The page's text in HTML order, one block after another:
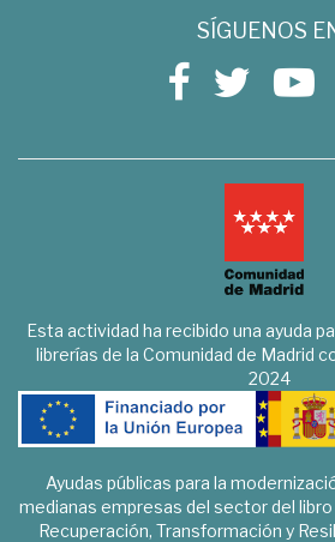
SÍGUENOS
Esta actividad ha recibido una ayuda
librerías de la Comunidad de Madrid
2024
Ayudas públicas para la
medianas empresas del sector del
Recuperación, Transformación y